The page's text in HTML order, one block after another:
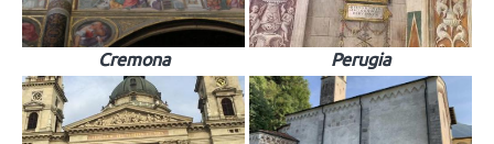
Cremona Perugia